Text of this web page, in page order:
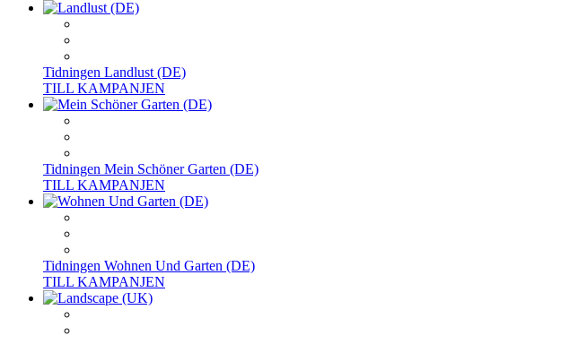
Tidningen Landlust (DE)
TILL KAMPANJEN
Tidningen Mein Schöner Garten (DE)
TILL KAMPANJEN
Tidningen Wohnen Und Garten (DE)
TILL KAMPANJEN